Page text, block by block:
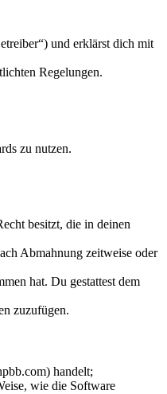
und erklärst dich mit
Regelungen.
zu nutzen.
besitzt, die in deinen
Abmahnung zeitweise oder
hat. Du gestattest dem
zuzufügen.
handelt;
wie die Software